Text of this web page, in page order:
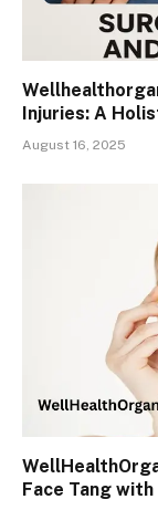
Injuries: A
August 16, 2025
Face Tang